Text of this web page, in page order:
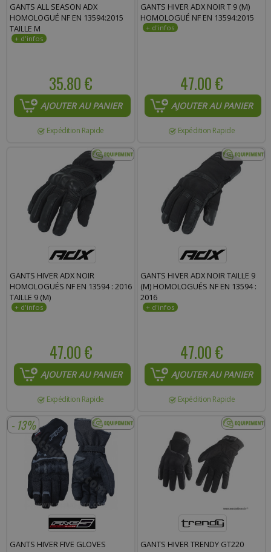
GANTS ALL SEASON ADX
HOMOLOGUÉ NF EN 13594:2015
TAILLE M
35.80 €
AJOUTER AU PANIER
Expédition Rapide
GANTS HIVER ADX NOIR T 9 (M)
HOMOLOGUÉ NF EN 13594:2015
47.00 €
AJOUTER AU PANIER
Expédition Rapide
GANTS HIVER ADX NOIR
HOMOLOGUÉS NF EN 13594 : 2016
TAILLE 9 (M)
47.00 €
AJOUTER AU PANIER
Expédition Rapide
GANTS HIVER ADX NOIR TAILLE 9
(M) HOMOLOGUÉS NF EN 13594 :
2016
47.00 €
AJOUTER AU PANIER
Expédition Rapide
- 13%
GANTS HIVER FIVE GLOVES
GANTS HIVER TRENDY GT220